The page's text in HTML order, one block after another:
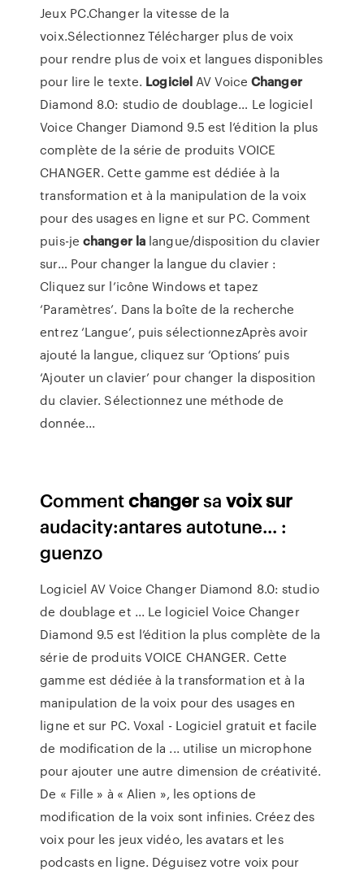
Jeux PC.Changer la vitesse de la
voix.Sélectionnez Télécharger plus de voix
pour rendre plus de voix et langues disponibles
pour lire le texte. LogicielAV VoiceChanger
Diamond 8.0: studio de doublage… Le logiciel
Voice Changer Diamond 9.5 est l’édition la plus
complète de la série de produits VOICE
CHANGER. Cette gamme est dédiée à la
transformation et à la manipulation de la voix
pour des usages en ligne et sur PC. Comment
puis-jechanger la langue/disposition du clavier
sur… Pour changer la langue du clavier :
Cliquez sur l’icône Windows et tapez
‘Paramètres’. Dans la boîte de la recherche
entrez ‘Langue’, puis sélectionnezAprès avoir
ajouté la langue, cliquez sur ‘Options’ puis
‘Ajouter un clavier’ pour changer la disposition
du clavier. Sélectionnez une méthode de
donnée...
Commentchangersavoixsur
audacity:antares autotune... :
guenzo
Logiciel AV Voice Changer Diamond 8.0: studio
de doublage et ... Le logiciel Voice Changer
Diamond 9.5 est l’édition la plus complète de la
série de produits VOICE CHANGER. Cette
gamme est dédiée à la transformation et à la
manipulation de la voix pour des usages en
ligne et sur PC. Voxal - Logiciel gratuit et facile
de modification de la ... utilise un microphone
pour ajouter une autre dimension de créativité.
De « Fille » à « Alien », les options de
modification de la voix sont infinies. Créez des
voix pour les jeux vidéo, les avatars et les
podcasts en ligne. Déguisez votre voix pour